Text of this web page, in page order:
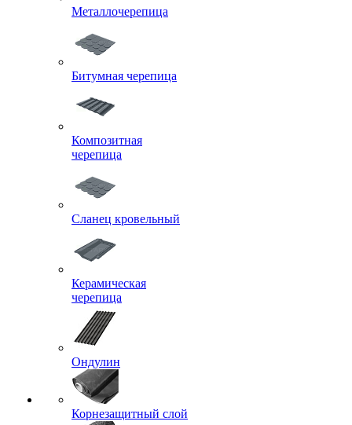
Металлочерепица
Битумная черепица
Композитная
черепица
Сланец кровельный
Керамическая
черепица
Ондулин
Корнезащитный слой